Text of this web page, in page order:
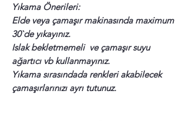
Yıkama Önerileri:
Elde veya çamaşır makinasında maximum
30`de yıkayınız.
Islak bekletmemeli ve çamaşır suyu
ağartıcı vb kullanmayınız.
Yıkama sırasındada renkleri akabilecek
çamaşırlarınızı ayrı tutunuz.